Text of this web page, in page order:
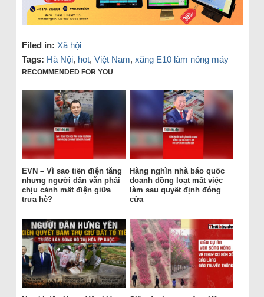
Filed in: Xã hội
Tags: Hà Nội, hot, Việt Nam, xăng E10 làm nóng máy
RECOMMENDED FOR YOU
EVN – Vì sao tiền điện tăng
nhưng người dân vẫn phải
chịu cảnh mất điện giữa
trưa hè?
Hàng nghìn nhà báo quốc
doanh đồng loạt mất việc
làm sau quyết định đóng
cửa